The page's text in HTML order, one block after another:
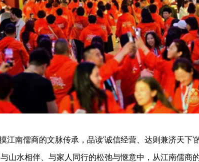
江南儒商的文脉传承，品读'诚信经营、达则兼济天下'
山水相伴、与家人同行的松弛与惬意中，从江南儒商